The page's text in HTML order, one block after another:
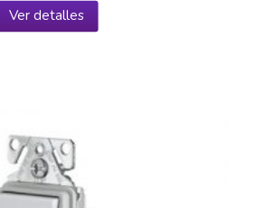
5
Ver detalles